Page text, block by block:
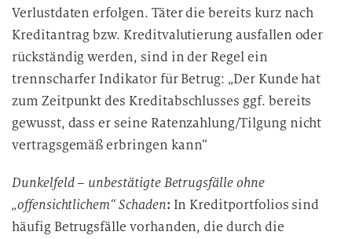
Verlustdaten erfolgen. Täter die bereits kurz nach
Kreditantrag bzw. Kreditvalutierung ausfallen oder
rückständig werden, sind in der Regel ein
trennscharfer Indikator für Betrug: „Der Kunde hat
zum Zeitpunkt des Kreditabschlusses ggf. bereits
gewusst, dass er seine Ratenzahlung/Tilgung nicht
vertragsgemäß erbringen kann“
Dunkelfeld – unbestätigte Betrugsfälle ohne
„offensichtlichem“ Schaden: In Kreditportfolios sind
häufig Betrugsfälle vorhanden, die durch die